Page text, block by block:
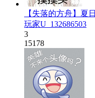
【失落的方舟】夏
玩家U_132686503
3
15178